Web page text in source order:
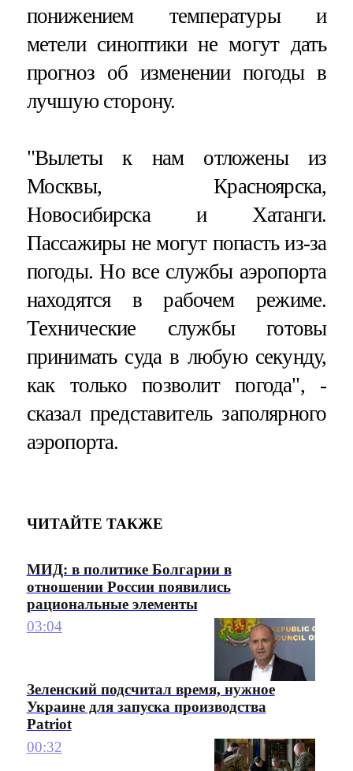
понижением температуры и
метели синоптики не могут дать
прогноз об изменении погоды в
лучшую сторону.
"Вылеты к нам отложены из
Москвы, Красноярска,
Новосибирска и Хатанги.
Пассажиры не могут попасть из-за
погоды. Но все службы аэропорта
находятся в рабочем режиме.
Технические службы готовы
принимать суда в любую секунду,
как только позволит погода", -
сказал представитель заполярного
аэропорта.
ЧИТАЙТЕ ТАКЖЕ
МИД: в политике Болгарии в
отношении России появились
рациональные элементы
03:04
Зеленский подсчитал время, нужное
Украине для запуска производства
Patriot
00:32